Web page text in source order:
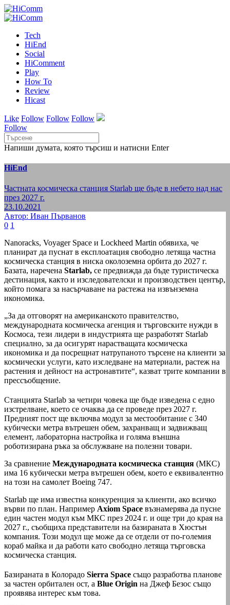
Tech
HiEnd
Social
HiComment
Play
How To
Review
Hicast
Like Follow Follow Follow
Follow
Напиши думата, която търсиш и натисни Enter
HiEnd
Частната космическа станция Starlab ще бъде в небето над нас
през 2027 г.
23.10.2021
Автор: Иван Първанов
0 1
Nanoracks, Voyager Space и Lockheed Martin обявиха, че
планират да пуснат в експлоатация свободно летяща частна
космическа станция в ниска околоземна орбита до 2027 г.
Базата, наречена Starlab, се предвижда да бъде туристическа
дестинация, както и изследователски и производствен център,
който помага за насърчаване на растежа на извънземна
икономика.
„За да отговорят на американското правителство,
международната космическа агенция и търговските нужди в
Космоса, тези лидери в индустрията ще разработят Starlab
специално, за да осигурят нарастващата космическа
икономика и да посрещнат натрупаното търсене на клиенти за
космически услуги, като изследване на материали, растеж на
растения и дейност на астронавтите“, казват трите компании в
прессъобщение.
Станцията Starlab за четири човека ще бъде изведена с едно
изстрелване, което се очаква да се проведе през 2027 г.
Предният пост ще включва модул за местообитание с 340
кубически метра вътрешен обем, захранващ и задвижващ
елемент, лабораторна настройка и голяма външна
роботизирана ръка за обслужване на полезни товари.
За сравнение Международната космическа станция (МКС)
има 16 кубически метра вътрешен обем, което е еквивалентно
на този на самолет Boeing 747.
Starlab ще има известна конкуренция за клиенти, ако всичко
върви по план. Например Axiom Space възнамерява да пусне
един частен модул към МКС през 2024 г. и още три до края на
2027 г., съобщиха представители на базираната в Хюстън
компания. Този модул ще може да се отдели от по-големия
кораб майка и да работи като свободно летяща търговска
космическа станция.
Базираната в Колорадо Sierra Space също разработва планове
за частен орбитален ост, а Blue Origin на Джеф Безос също
проявява интерес към това.